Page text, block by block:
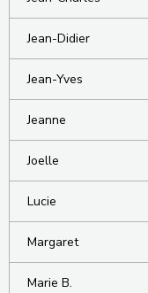
Jean-Didier
Jean-Yves
Jeanne
Joelle
Lucie
Margaret
Marie B.